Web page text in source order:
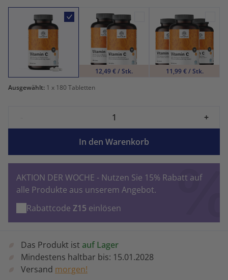
12,49 € / Stk.
11,99 € / Stk.
Ausgewählt: 1 x 180 Tabletten
+
In den Warenkorb
AKTION DER WOCHE - Nutzen Sie 15% Rabatt auf
alle Produkte aus unserem Angebot.
Rabattcode Z15 einlösen
Das Produkt ist auf Lager
Mindestens haltbar bis: 15.01.2028
Versand morgen!